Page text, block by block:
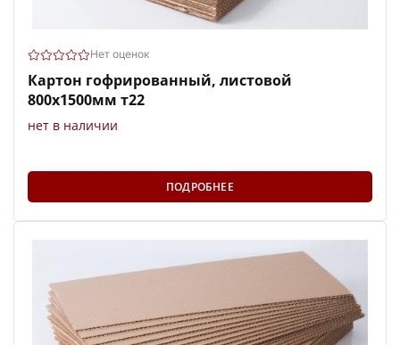
Нет оценок
Картон гофрированный, листовой
800х1500мм т22
нет в наличии
ПОДРОБНЕЕ